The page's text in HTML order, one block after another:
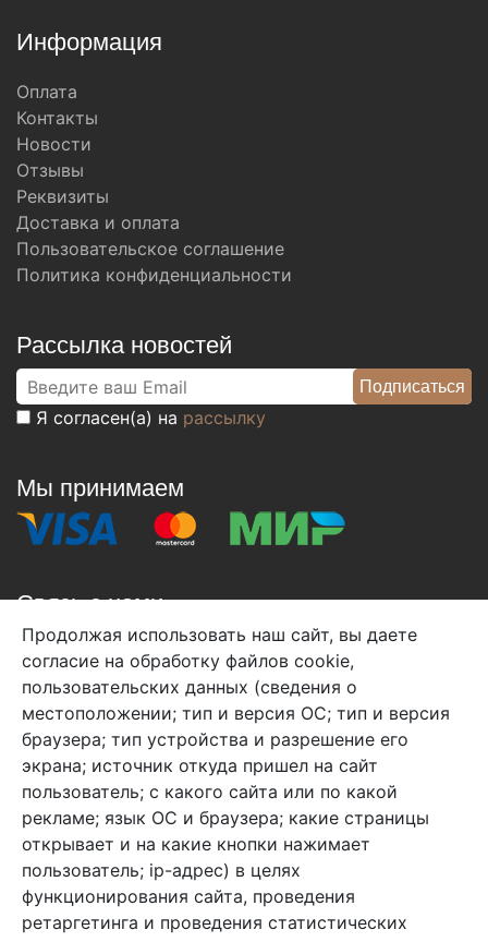
Информация
Оплата
Контакты
Новости
Отзывы
Реквизиты
Доставка и оплата
Пользовательское соглашение
Политика конфиденциальности
Рассылка новостей
Я согласен(а) на рассылку
Мы принимаем
Связь с нами
+7 (495) 933-38-08
info@arben-textile.ru- оптовые продажи
Арбен текстиль г. Щелково, пер.
1-й Советский д.25, владение 2.
Мы в соц. сетях
Продолжая использовать наш сайт, вы даете
согласие на обработку файлов cookie,
пользовательских данных (сведения о
местоположении; тип и версия ОС; тип и версия
браузера; тип устройства и разрешение его
экрана; источник откуда пришел на сайт
пользователь; с какого сайта или по какой
рекламе; язык ОС и браузера; какие страницы
открывает и на какие кнопки нажимает
пользователь; ip-адрес) в целях
функционирования сайта, проведения
ретаргетинга и проведения статистических